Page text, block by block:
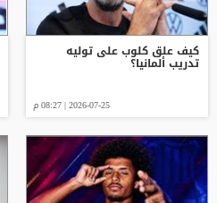
كيف علق كلوب على توليه
تدريب ألمانيا؟
2026-07-25 | 08:27 م